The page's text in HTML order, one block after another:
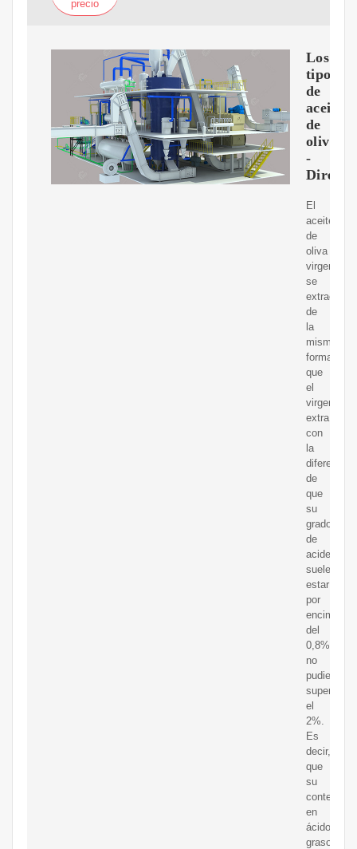
precio
Los
tipos
de
aceite
de
oliva
-
El
aceite
de
oliva
virgen
se
extrae
de
la
misma
forma
que
el
virgen
extra,
con
la
diferencia
de
que
su
grado
de
acidez
suele
estar
por
encima
del
0,8%,
no
pudiendo
superar
el
2%.
Es
decir,
que
su
contenido
en
ácidos
grasos